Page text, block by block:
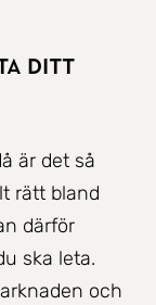
ditt
är det så
rätt bland
därför
ska leta.
och